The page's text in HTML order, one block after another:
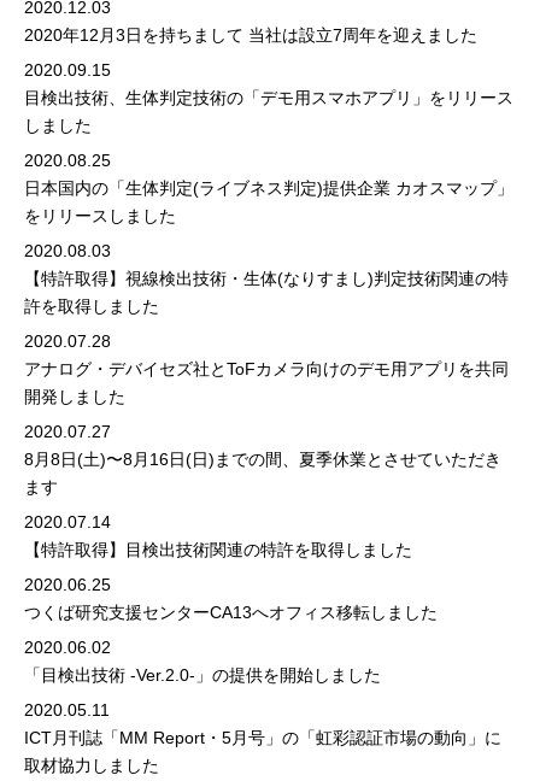
2020.12.03
2020年12月3日を持ちまして 当社は設立7周年を迎えました
2020.09.15
目検出技術、生体判定技術の「デモ用スマホアプリ」をリリース
しました
2020.08.25
日本国内の「生体判定(ライブネス判定)提供企業 カオスマップ」
をリリースしました
2020.08.03
【特許取得】視線検出技術・生体(なりすまし)判定技術関連の特
許を取得しました
2020.07.28
アナログ・デバイセズ社とToFカメラ向けのデモ用アプリを共同
開発しました
2020.07.27
8月8日(土)〜8月16日(日)までの間、夏季休業とさせていただき
ます
2020.07.14
【特許取得】目検出技術関連の特許を取得しました
2020.06.25
つくば研究支援センターCA13へオフィス移転しました
2020.06.02
「目検出技術 -Ver.2.0-」の提供を開始しました
2020.05.11
ICT月刊誌「MM Report・5月号」の「虹彩認証市場の動向」に
取材協力しました